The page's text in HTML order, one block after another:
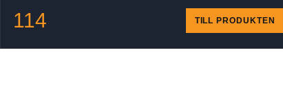
114 TILL PRODUKTEN